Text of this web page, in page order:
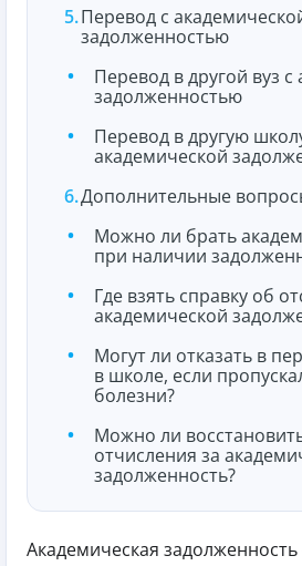
Перевод с
задолженностью
Перевод в другой вуз
задолженностью
Перевод в другую
академической
Дополнительные
Можно ли брать
при наличии
Где взять справку об
академической
Могут ли отказать в
в школе, если
болезни?
Можно ли
отчисления за
задолженность?
Академическая